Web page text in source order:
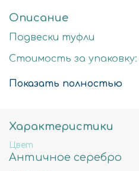
Описание
Подвески туфли
Стоимость за
Цвет: античное серебро
Состав: Латунь
Не содержит свинца,
Показать полностью
Характеристики
Цвет
Античное серебро